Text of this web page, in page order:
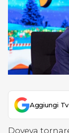
Aggiungi
Doveva